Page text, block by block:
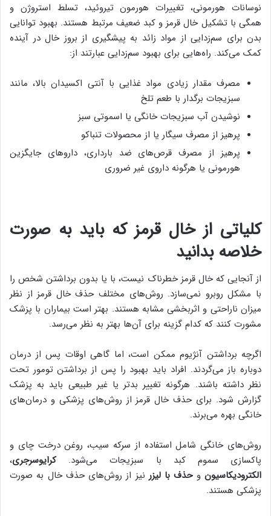
نوسانات هورمونی، تغییرات هورمون تیروئید، تسلط استروژن و
همگی با تشکیل خال قرمز و کبد ضعیف مرتبط هستند. بهبود توانایی
بدن برای سم‌زدایی از مواد زائد به پیشگیری از بروز خال در آینده
کمک می‌کند. راه‌هایی برای بهبود سم‌زدایی عبارتند از:
مصرف مقدار زیادی مواد غذایی با آنتی اکسیدان بالا، مانند
سبزیجات برگدار با طعم تلخ
نوشیدن آب سبزیجات خانگی یا اسموتی سبز
پرهیز از مصرف سیگار یا از محصولات تنباکو
پرهیز از مصرف قرص‌های ضد بارداری، داروهای جایگزین
هورمونی یا هرگونه داروی غیر ضروری
کلیاتی از خال قرمز که باید به صورت
خلاصه بدانید
از آنجایی که خال قرمز خطرناک نیست، با یا بدون برداشتن شخص را
با مشکل روبرو نمی‌سازد. روش‌های مختلف حذف خال قرمز از نظر
میزان ناراحتی و اثربخشی مشابه هستند. بهتر است بیماران با پزشک
مشورت کنند که کدام گزینه برای آن‌ها بهتر به نظر می‌رسد.
اگرچه برداشتن آنژیوم ممکن است، اما گاهی اوقات پس از درمان
دوباره باز می‌گردند. افراد باید بهبود را پس از برداشتن تومور تحت
نظر داشته باشند. هرگونه تغییر بدتر یا غیر طبیعی باید به پزشک
گزارش شود. برای حذف خال قرمز از روش‌های پزشکی و درمان‌های
خانگی بهره می‌برند.
روش‌های خانگی شامل استفاده از سرکه سیب، روغن درخت چای و
پاکسازی سموم کبد با سبزیجات می‌شود.کرایوسرجری،
الکترودیکاسیونوحذف با لیزرنیز از روش‌های حذف خال به صورت
پزشکی هستند.